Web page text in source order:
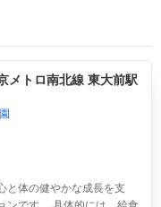
メトロ南北線 東大前駅
と体の健やかな成長を支